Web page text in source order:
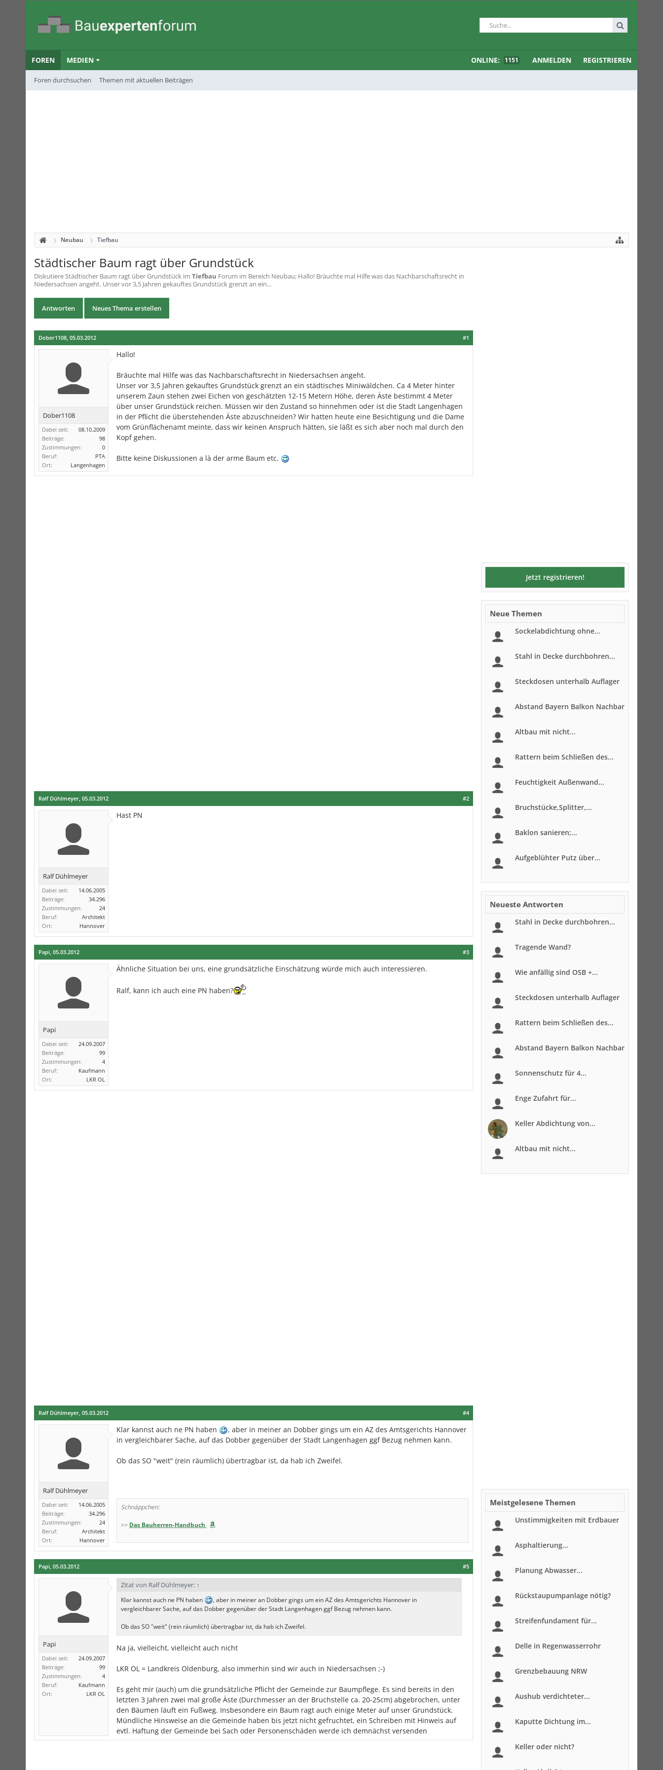
FOREN
Foren durchsuchen Themen mit aktuellen Beiträgen
MEDIEN ONLINE: 1151 ANMELDEN REGISTRIEREN
Neubau Tiefbau
Städtischer Baum ragt über Grundstück
DiskutiereStädtischer Baum ragt über Grundstück im Tiefbau Forum im Bereich Neubau; Hallo! Bräuchte mal Hilfe was das Nachbarschaftsrecht in
Niedersachsen angeht. Unser vor 3,5 Jahren gekauftes Grundstück grenzt an ein...
Antworten Neues Thema erstellen
#1
Dober1108, 05.03.2012
Dober1108
Dabei seit:
08.10.2009
Beiträge:
98
Zustimmungen:
0
Beruf:
PTA
Ort:
Langenhagen
Hallo!
Bräuchte mal Hilfe was das Nachbarschaftsrecht in Niedersachsen angeht.
Unser vor 3,5 Jahren gekauftes Grundstück grenzt an ein städtisches Miniwäldchen. Ca 4 Meter hinter
unserem Zaun stehen zwei Eichen von geschätzten 12-15 Metern Höhe, deren Äste bestimmt 4 Meter
über unser Grundstück reichen. Müssen wir den Zustand so hinnehmen oder ist die Stadt Langenhagen
in der Pflicht die überstehenden Äste abzuschneiden? Wir hatten heute eine Besichtigung und die Dame
vom Grünflächenamt meinte, dass wir keinen Anspruch hätten, sie läßt es sich aber noch mal durch den
Kopf gehen.
Bitte keine Diskussionen a là der arme Baum etc.
#2
Ralf Dühlmeyer, 05.03.2012
Ralf Dühlmeyer
Dabei seit:
14.06.2005
Beiträge:
34.296
Zustimmungen:
24
Beruf:
Architekt
Ort:
Hannover
Hast PN
#3
Papi, 05.03.2012
Papi
Dabei seit:
24.09.2007
Beiträge:
99
Zustimmungen:
4
Beruf:
Kaufmann
Ort:
LKR OL
Ähnliche Situation bei uns, eine grundsätzliche Einschätzung würde mich auch interessieren.
Ralf, kann ich auch eine PN haben?
#4
Ralf Dühlmeyer, 05.03.2012
Ralf Dühlmeyer
Dabei seit:
14.06.2005
Beiträge:
34.296
Zustimmungen:
24
Beruf:
Architekt
Ort:
Hannover
Klar kannst auch ne PN haben
, aber in meiner an Dobber gings um ein AZ des Amtsgerichts Hannover
in vergleichbarer Sache, auf das Dobber gegenüber der Stadt Langenhagen ggf Bezug nehmen kann.
Ob das SO "weit" (rein räumlich) übertragbar ist, da hab ich Zweifel.
Schnäppchen:
>> Das Bauherren-Handbuch
#5
Papi, 05.03.2012
Papi
Dabei seit:
24.09.2007
Beiträge:
99
Zustimmungen:
4
Beruf:
Kaufmann
Ort:
LKR OL
Zitat von Ralf Dühlmeyer: ↑
Klar kannst auch ne PN haben
, aber in meiner an Dobber gings um ein AZ des Amtsgerichts Hannover in
vergleichbarer Sache, auf das Dobber gegenüber der Stadt Langenhagen ggf Bezug nehmen kann.
Ob das SO "weit" (rein räumlich) übertragbar ist, da hab ich Zweifel.
Na ja, vielleicht, vielleicht auch nicht
LKR OL = Landkreis Oldenburg, also immerhin sind wir auch in Niedersachsen ;-)
Es geht mir (auch) um die grundsätzliche Pflicht der Gemeinde zur Baumpflege. Es sind bereits in den
letzten 3 Jahren zwei mal große Äste (Durchmesser an der Bruchstelle ca. 20-25cm) abgebrochen, unter
den Bäumen läuft ein Fußweg. Insbesondere ein Baum ragt auch einige Meter auf unser Grundstück.
Mündliche Hinsweise an die Gemeinde haben bis jetzt nicht gefruchtet, ein Schreiben mit Hinweis auf
evtl. Haftung der Gemeinde bei Sach oder Personenschäden werde ich demnächst versenden
Jetzt registrieren!
Neue Themen
Sockelabdichtung ohne...
Stahl in Decke durchbohren...
Steckdosen unterhalb Auflager
Abstand Bayern Balkon Nachbar
Altbau mit nicht...
Rattern beim Schließen des...
Feuchtigkeit Außenwand...
Bruchstücke,Splitter,...
Baklon sanieren;...
Aufgeblühter Putz über...
Neueste Antworten
Stahl in Decke durchbohren...
Tragende Wand?
Wie anfällig sind OSB +...
Steckdosen unterhalb Auflager
Rattern beim Schließen des...
Abstand Bayern Balkon Nachbar
Sonnenschutz für 4...
Enge Zufahrt für...
Keller Abdichtung von...
Altbau mit nicht...
Meistgelesene Themen
Unstimmigkeiten mit Erdbauer
Asphaltierung...
Planung Abwasser...
Rückstaupumpanlage nötig?
Streifenfundament für...
Delle in Regenwasserrohr
Grenzbebauung NRW
Aushub verdichteter...
Kaputte Dichtung im...
Keller oder nicht?